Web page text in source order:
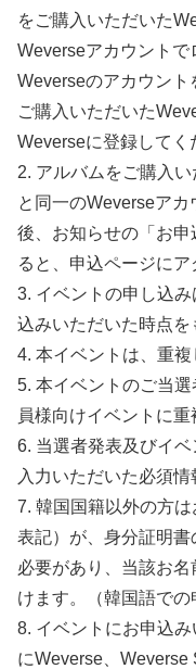
をご購入いただいた
Weverseアカウント
Weverseのアカウン
ご購入いただいた
Weverseに登録してく
2. アルバムをご購入
と同一のWeverseア
後、お知らせの「お
ると、申込ページにア
3. イベントの申し込
込みいただいた時点を
4. 本イベントは、重複
5. 本イベントのご当
員様向けイベントに重
6. 当選者発表及びイ
入力いただいた必須情
7. 韓国国籍以外の方
表記）が、身分証明
必要があり、当該お
けます。（韓国語での
8. イベントにお申込
にWeverse、Weverse